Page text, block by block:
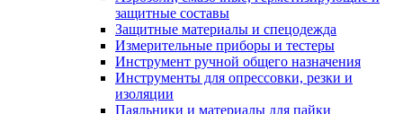
защитные составы
Защитные материалы и спецодежда
Измерительные приборы и тестеры
Инструмент ручной общего назначения
Инструменты для опрессовки, резки и
изоляции
Паяльники и материалы для пайки